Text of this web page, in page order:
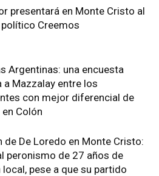
presentará en Monte Cristo al
Creemos
Argentinas: una encuesta
a Mazzalay entre los
con mejor diferencial de
Colón
de De Loredo en Monte Cristo:
peronismo de 27 años de
pese a que su partido